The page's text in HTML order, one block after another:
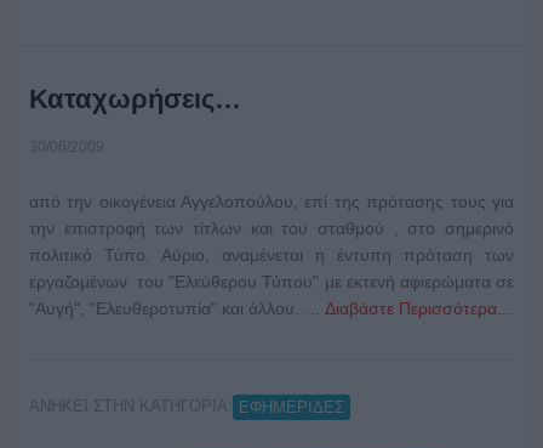
Καταχωρήσεις…
30/06/2009
από την οικογένεια Αγγελοπούλου, επί της πρότασης τους για
την επιστροφή των τίτλων και του σταθμού , στο σημερινό
πολιτικό Τύπο. Αύριο, αναμένεται η έντυπη πρόταση των
εργαζομένων του "Ελεύθερου Τύπου" με εκτενή αφιερώματα σε
"Αυγή", "Ελευθεροτυπία" και άλλου. … Διαβάστε Περισσότερα...
ΑΝΗΚΕΙ ΣΤΗΝ ΚΑΤΗΓΟΡΙΑ: ΕΦΗΜΕΡΙΔΕΣ